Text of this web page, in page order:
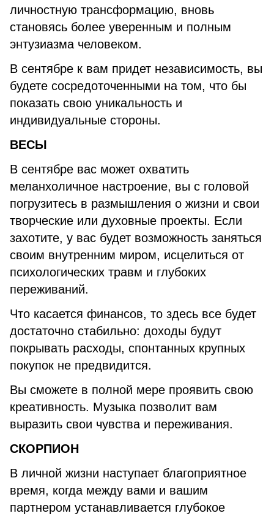
личностную трансформацию, вновь
становясь более уверенным и полным
энтузиазма человеком.
В сентябре к вам придет независимость, вы
будете сосредоточенными на том, что бы
показать свою уникальность и
индивидуальные стороны.
ВЕСЫ
В сентябре вас может охватить
меланхоличное настроение, вы с головой
погрузитесь в размышления о жизни и свои
творческие или духовные проекты. Если
захотите, у вас будет возможность заняться
своим внутренним миром, исцелиться от
психологических травм и глубоких
переживаний.
Что касается финансов, то здесь все будет
достаточно стабильно: доходы будут
покрывать расходы, спонтанных крупных
покупок не предвидится.
Вы сможете в полной мере проявить свою
креативность. Музыка позволит вам
выразить свои чувства и переживания.
СКОРПИОН
В личной жизни наступает благоприятное
время, когда между вами и вашим
партнером устанавливается глубокое